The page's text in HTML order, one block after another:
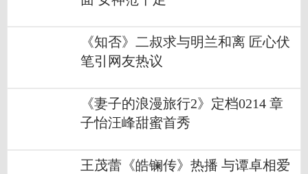
《知否》二叔求与明兰和离 匠心伏
笔引网友热议
《妻子的浪漫旅行2》定档0214 章
子怡汪峰甜蜜首秀
王茂蕾《皓镧传》热播 与谭卓相爱